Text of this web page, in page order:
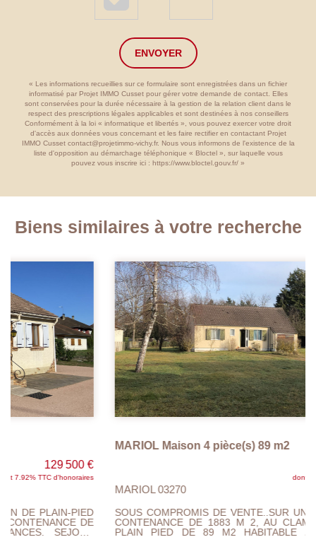
ENVOYER
« Les informations recueillies sur ce formulaire sont enregistrées dans un fichier
informatisé par Projet IMMO Cusset pour gérer votre demande de contact. Elles
sont conservées pour la durée nécessaire à la gestion de la relation client dans le
respect des prescriptions légales applicables et sont destinées à nos conseillers
Conformément à la loi « informatique et libertés », vous pouvez exercer votre droit
d'accès aux données vous concernant et les faire rectifier en contactant Projet
IMMO Cusset contact@projetimmo-vichy.fr. Nous vous informons de l'existence de la
liste d'opposition au démarchage téléphonique « Bloctel », sur laquelle vous
pouvez vous inscrire ici : https://www.bloctel.gouv.fr/ »
Biens similaires à votre recherche
MARIOL Maison 4 pièce(s) 89 m2
dont 6.96% TTC d'honoraires
SOUS COMPROMIS DE VENTE..SUR UN TERRAIN D'UNE
CONTENANCE DE 1883 M 2, AU CLAME , MAISON DE
PLAIN PIED DE 89 M2 HABITABLE A RAFRAICHIRE.